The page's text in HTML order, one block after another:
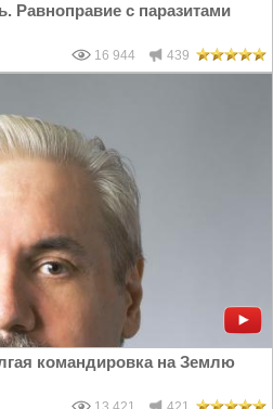
Равноправие с паразитами
16 944 439
командировка на Землю